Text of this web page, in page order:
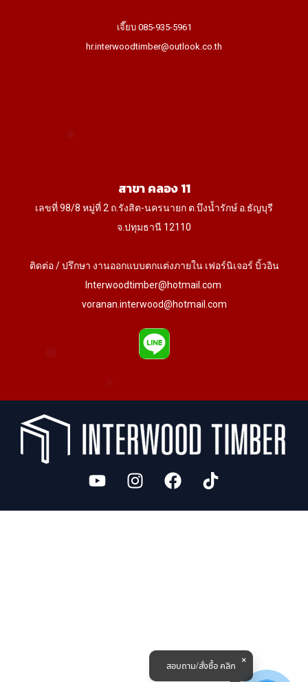
เจี๊ยบ 085-935-5961
hr.interwoodtimber@outlook.co.th
สาขา คลอง 11
เลขที่ 98/8 หมู่ที่ 2 ถ.รังสิต-นครนายก ต.บึงน้ำรักษ์ อ.ธัญบุรี
จ.ปทุมธานี 12110
ติดต่อ / ปรึกษา งานออกแบบตกแต่งภายใน เฟอร์นิเจอร์ บิ้วอิน
Interwoodtimber@hotmail.com
voranan.interwood@hotmail.com
สอบถาม/สั่งซื้อ คลิก